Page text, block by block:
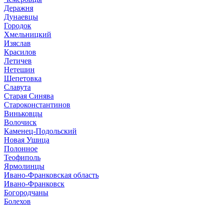
Деражня
Дунаевцы
Городок
Хмельницкий
Изяслав
Красилов
Летичев
Нетешин
Шепетовка
Славута
Старая Синява
Староконстантинов
Виньковцы
Волочиск
Каменец-Подольский
Новая Ушица
Полонное
Теофиполь
Ярмолинцы
Ивано-Франковская область
Ивано-Франковск
Богородчаны
Болехов